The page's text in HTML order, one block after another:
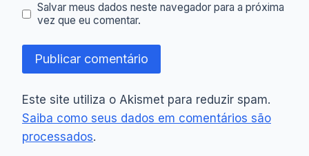
Salvar meus dados neste navegador para a próxima
vez que eu comentar.
Este site utiliza o Akismet para reduzir spam.
Saiba como seus dados em comentários são
processados.